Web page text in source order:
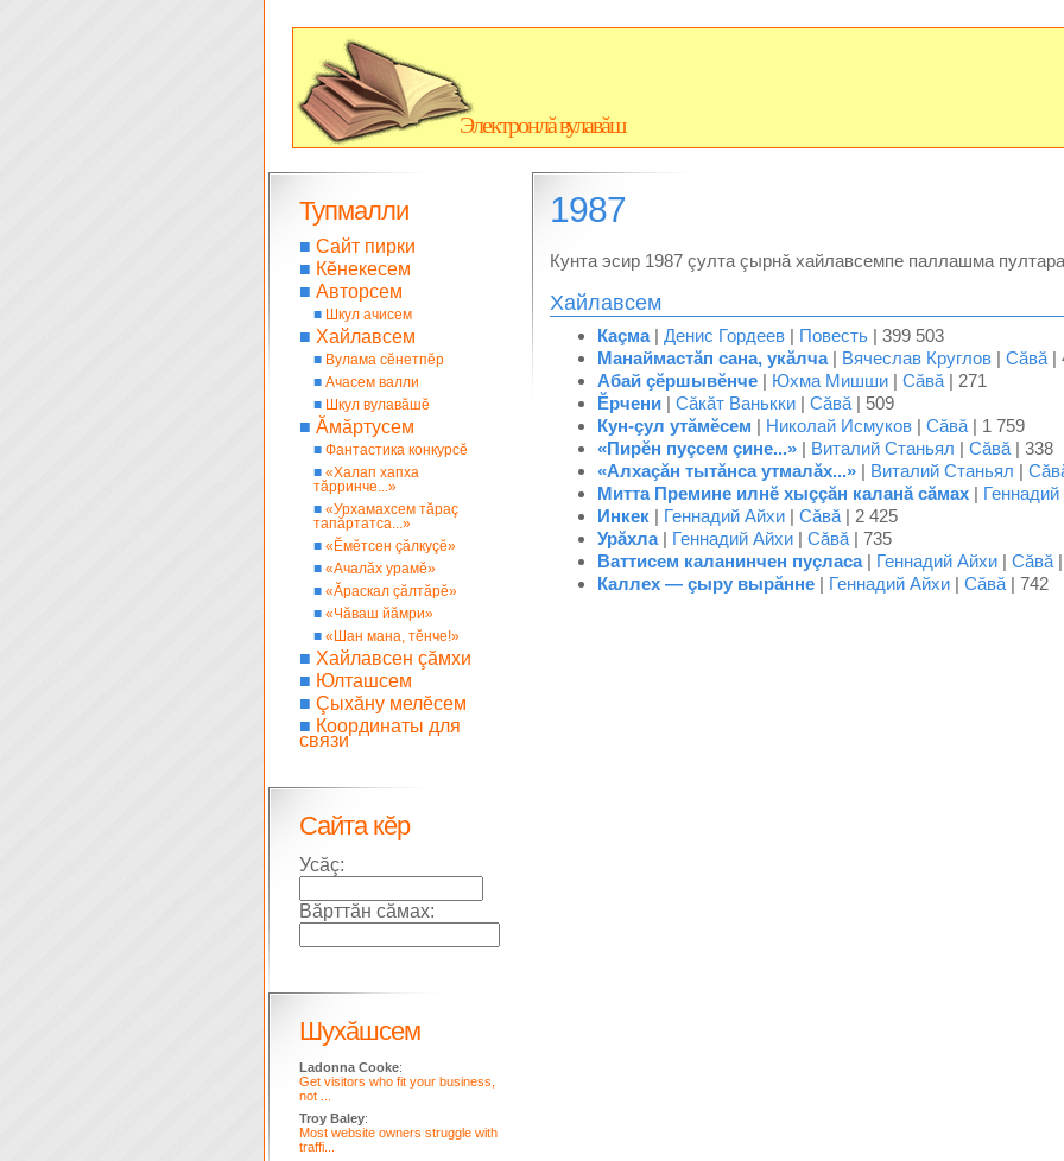
Электронлă вулавăш
1987
Кунта эсир 1987 çулта çырнă хайлавсемпе паллашма
Хайлавсем
Каçма| Денис Гордеев | Повесть | 399 503
Манаймастăп сана, укăлча| Вячеслав Круглов | Сăвă |
Абай çĕршывĕнче | Юхма Мишши | Сăвă | 271
Ĕрчени | Сăкăт Ванькки | Сăвă | 509
Кун-çул утăмĕсем | Николай Исмуков | Сăвă | 1 759
«Пирĕн пуçсем çине...» | Виталий Станьял | Сăвă | 338
«Алхаçăн тытăнса утмалăх...» | Виталий Станьял |
Митта Премине илнĕ хыççăн каланă сăмах |
Инкек | Геннадий Айхи | Сăвă | 2 425
Урăхла| Геннадий Айхи | Сăвă | 735
Ваттисем каланинчен пуçласа| Геннадий Айхи | Сăвă
Каллех — çыру вырăнне | Геннадий Айхи | Сăвă | 742
Тупмалли
■ Сайт пирки
■ Кĕнекесем
■ Авторсем
■ Шкул ачисем
■ Хайлавсем
■ Вулама сĕнетпĕр
■ Ачасем валли
■ Шкул вулавăшĕ
■ Ăмăртусем
■ Фантастика конкурсĕ
■ «Халап хапха
тăрринче...»
■ «Урхамахсем тăраç
тапăртатса...»
■ «Ĕмĕтсен çăлкуçĕ»
■ «Ачалăх урамĕ»
■ «Ăраскал çăлтăрĕ»
■ «Чăваш йăмри»
■ «Шан мана, тĕнче!»
■ Хайлавсен çăмхи
■ Юлташсем
■ Çыхăну мелĕсем
■ Координаты для
связи
Сайта кĕр
Усăç:
Вăрттăн сăмах:
Шухăшсем
Ladonna Cooke:
Get visitors who fit your business,
not ...
Troy Baley:
Most website owners struggle with
traffi...